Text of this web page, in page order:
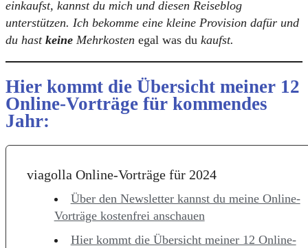
einkaufst, kannst du mich und diesen Reiseblog
unterstützen. Ich bekomme eine kleine Provision dafür und
du hast keine Mehrkosten egal was du kaufst.
Hier kommt die Übersicht meiner 12
Online-Vorträge für kommendes
Jahr:
viagolla Online-Vorträge für 2024
Über den Newsletter kannst du meine Online-
Vorträge kostenfrei anschauen
Hier kommt die Übersicht meiner 12 Online-